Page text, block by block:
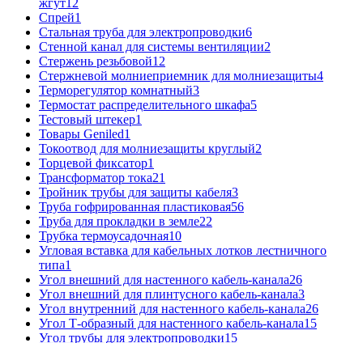
Спрей1
Стальная труба для электропроводки6
Стенной канал для системы вентиляции2
Стержень резьбовой12
Стержневой молниеприемник для молниезащиты4
Терморегулятор комнатный3
Термостат распределительного шкафа5
Тестовый штекер1
Товары Geniled1
Токоотвод для молниезащиты круглый2
Торцевой фиксатор1
Трансформатор тока21
Тройник трубы для защиты кабеля3
Труба гофрированная пластиковая56
Труба для прокладки в земле22
Трубка термоусадочная10
Угловая вставка для кабельных лотков лестничного
типа1
Угол внешний для настенного кабель-канала26
Угол внешний для плинтусного кабель-канала3
Угол внутренний для настенного кабель-канала26
Угол Т-образный для настенного кабель-канала15
Угол трубы для электропроводки15